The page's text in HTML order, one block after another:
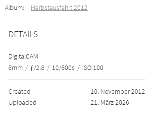
Album: Herbstausfahrt 2012
DETAILS
DigitalCAM
8mm / ƒ/2.8 / 10/600s / ISO 100
Created
10. November 2012
Uploaded
21. März 2026